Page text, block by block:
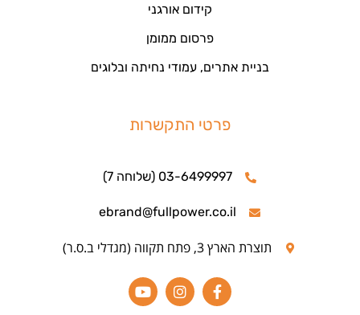
קידום אורגני
פרסום ממומן
בניית אתרים, עמודי נחיתה ובלוגים
פרטי התקשרות
03-6499997 (שלוחה 7)
ebrand@fullpower.co.il
תוצרת הארץ 3, פתח תקווה (מגדלי ב.ס.ר)